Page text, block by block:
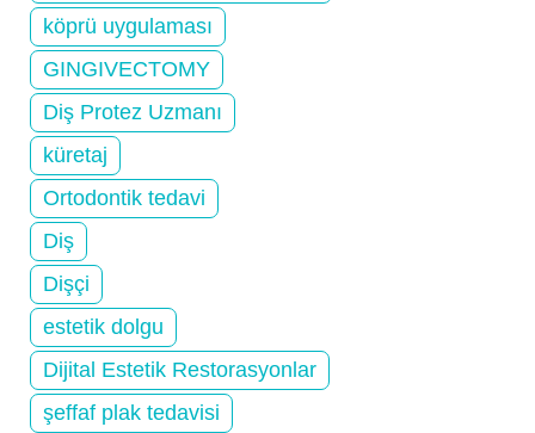
köprü uygulaması
GINGIVECTOMY
Diş Protez Uzmanı
küretaj
Ortodontik tedavi
Diş
Dişçi
estetik dolgu
Dijital Estetik Restorasyonlar
şeffaf plak tedavisi